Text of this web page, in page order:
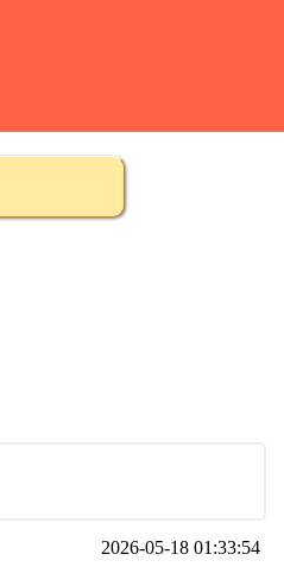
2026-05-18 01:33:54